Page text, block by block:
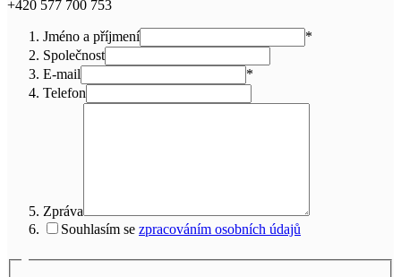
+420 577 700 753
Jméno a příjmení
*
Společnost
E-mail
*
Telefon
Zpráva
Souhlasím se zpracováním osobních údajů